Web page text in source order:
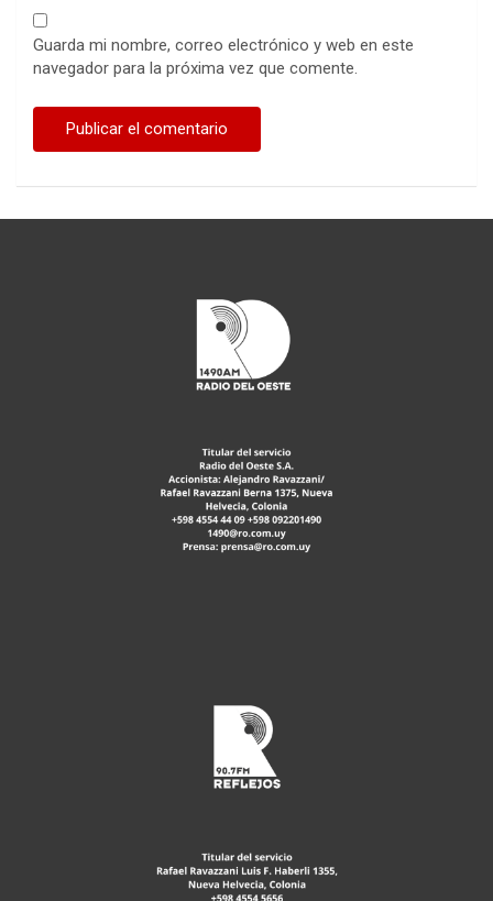
Guarda mi nombre, correo electrónico y web en este
navegador para la próxima vez que comente.